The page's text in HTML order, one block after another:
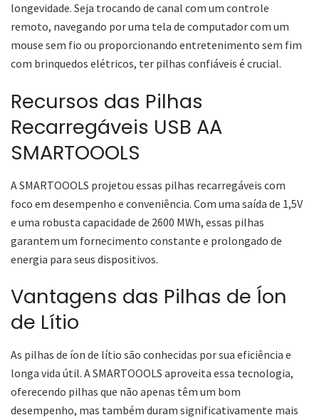
longevidade. Seja trocando de canal com um controle
remoto, navegando por uma tela de computador com um
mouse sem fio ou proporcionando entretenimento sem fim
com brinquedos elétricos, ter pilhas confiáveis é crucial.
Recursos das Pilhas
Recarregáveis USB AA
SMARTOOOLS
A SMARTOOOLS projetou essas pilhas recarregáveis com
foco em desempenho e conveniência. Com uma saída de 1,5V
e uma robusta capacidade de 2600 MWh, essas pilhas
garantem um fornecimento constante e prolongado de
energia para seus dispositivos.
Vantagens das Pilhas de Íon
de Lítio
As pilhas de íon de lítio são conhecidas por sua eficiência e
longa vida útil. A SMARTOOOLS aproveita essa tecnologia,
oferecendo pilhas que não apenas têm um bom
desempenho, mas também duram significativamente mais